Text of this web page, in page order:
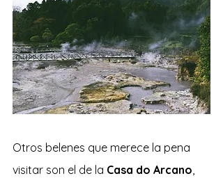
Otros belenes que merece la pena
visitar son el de la Casa do Arcano,